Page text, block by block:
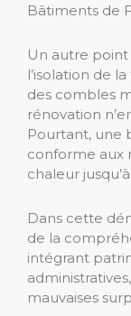
Bâtiments de
Un autre
l’isolation de
des combles
rénovation
Pourtant, une
conforme aux
chaleur jusqu’à
Dans cette
de la
intégrant
mauvaises